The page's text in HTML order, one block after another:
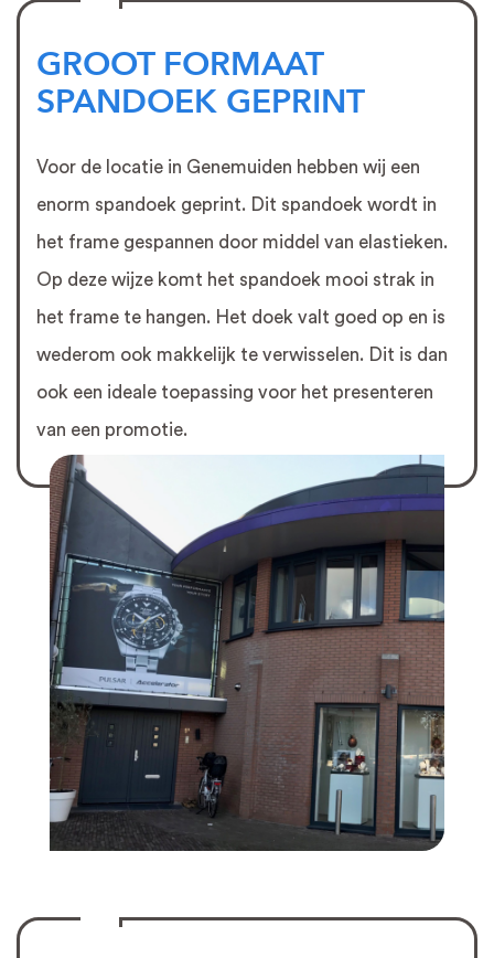
GROOT FORMAAT
SPANDOEK GEPRINT
Voor de locatie in Genemuiden hebben wij een
enorm spandoek geprint. Dit spandoek wordt in
het frame gespannen door middel van elastieken.
Op deze wijze komt het spandoek mooi strak in
het frame te hangen. Het doek valt goed op en is
wederom ook makkelijk te verwisselen. Dit is dan
ook een ideale toepassing voor het presenteren
van een promotie.